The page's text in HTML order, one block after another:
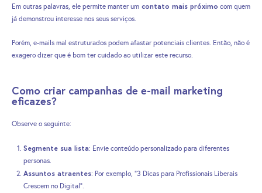
Em outras palavras, ele permite manter um contato mais próximo com quem
já demonstrou interesse nos seus serviços.
Porém, e-mails mal estruturados podem afastar potenciais clientes. Então, não é
exagero dizer que é bom ter cuidado ao utilizar este recurso.
Como criar campanhas de e-mail marketing
eficazes?
Observe o seguinte:
Segmente sua lista: Envie conteúdo personalizado para diferentes
personas.
Assuntos atraentes: Por exemplo, “3 Dicas para Profissionais Liberais
Crescem no Digital”.